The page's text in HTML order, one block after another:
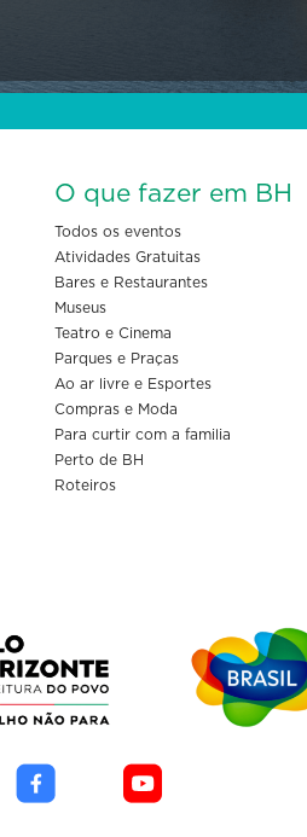
O que fazer em BH
Todos os eventos
Atividades Gratuitas
Bares e Restaurantes
Museus
Teatro e Cinema
Parques e Praças
Ao ar livre e Esportes
Compras e Moda
Para curtir com a familia
Perto de BH
Roteiros